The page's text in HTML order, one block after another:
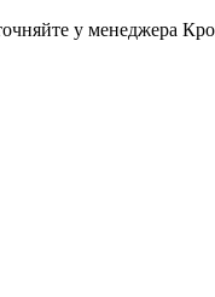
у менеджера